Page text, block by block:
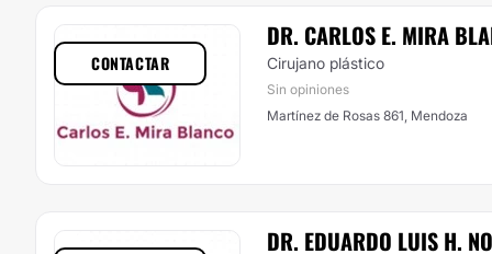
DR. CARLOS E. MIRA
Cirujano plástico
Sin opiniones
Martínez de Rosas 861, Mendoza
CONTACTAR
DR. EDUARDO LUIS H.